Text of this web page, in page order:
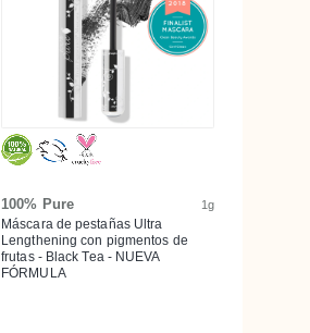
100% Pure 1g
Máscara de pestañas Ultra
Lengthening con pigmentos de
frutas - Black Tea - NUEVA
FÓRMULA